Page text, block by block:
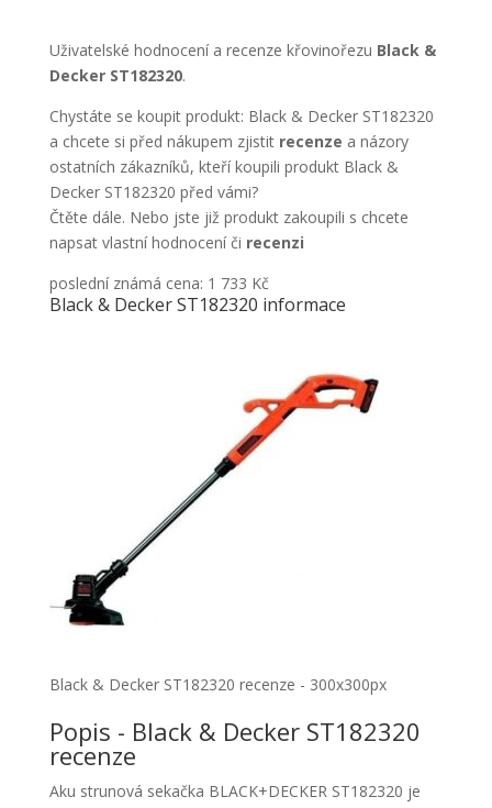
Uživatelské hodnocení a recenze křovinořezu Black &
Decker ST182320.
Chystáte se koupit produkt: Black & Decker ST182320
a chcete si před nákupem zjistit recenze a názory
ostatních zákazníků, kteří koupili produkt Black &
Decker ST182320 před vámi?
Čtěte dále. Nebo jste již produkt zakoupili s chcete
napsat vlastní hodnocení či recenzi
poslední známá cena: 1 733 Kč
Black & Decker ST182320 informace
Black & Decker ST182320 recenze - 300x300px
Popis - Black & Decker ST182320
recenze
Aku strunová sekačka BLACK+DECKER ST182320 je